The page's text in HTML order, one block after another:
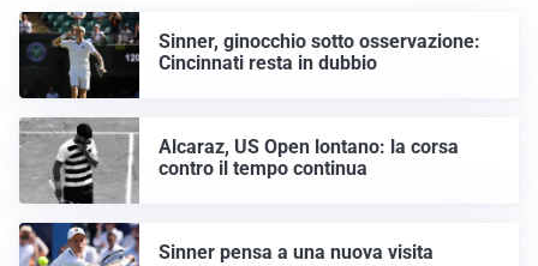
Sinner, ginocchio sotto osservazione:
Cincinnati resta in dubbio
Alcaraz, US Open lontano: la corsa
contro il tempo continua
Sinner pensa a una nuova visita